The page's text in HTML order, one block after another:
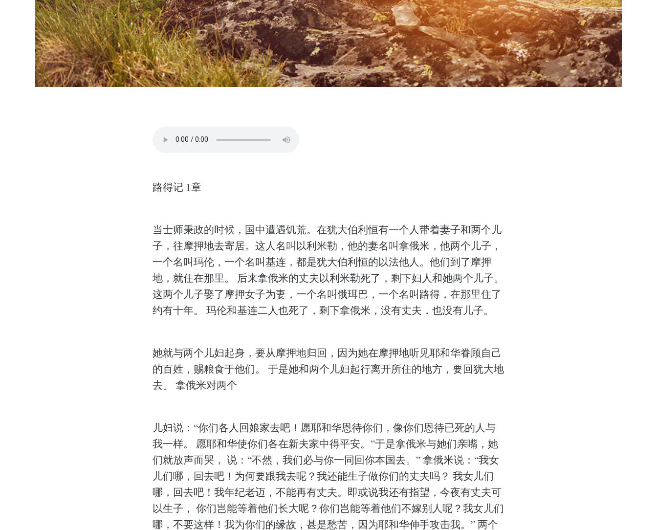
路得记 1章
当士师秉政的时候，国中遭遇饥荒。在犹大伯利恒有一个人带着妻子和两个儿
子，往摩押地去寄居。这人名叫以利米勒，他的妻名叫拿俄米，他两个儿子，
一个名叫玛伦，一个名叫基连，都是犹大伯利恒的以法他人。他们到了摩押
地，就住在那里。 后来拿俄米的丈夫以利米勒死了，剩下妇人和她两个儿子。
这两个儿子娶了摩押女子为妻，一个名叫俄珥巴，一个名叫路得，在那里住了
约有十年。 玛伦和基连二人也死了，剩下拿俄米，没有丈夫，也没有儿子。
她就与两个儿妇起身，要从摩押地归回，因为她在摩押地听见耶和华眷顾自己
的百姓，赐粮食于他们。 于是她和两个儿妇起行离开所住的地方，要回犹大地
去。 拿俄米对两个
儿妇说：“你们各人回娘家去吧！愿耶和华恩待你们，像你们恩待已死的人与
我一样。 愿耶和华使你们各在新夫家中得平安。”于是拿俄米与她们亲嘴，她
们就放声而哭， 说：“不然，我们必与你一同回你本国去。” 拿俄米说：“我女
儿们哪，回去吧！为何要跟我去呢？我还能生子做你们的丈夫吗？ 我女儿们
哪，回去吧！我年纪老迈，不能再有丈夫。即或说我还有指望，今夜有丈夫可
以生子， 你们岂能等着他们长大呢？你们岂能等着他们不嫁别人呢？我女儿们
哪，不要这样！我为你们的缘故，甚是愁苦，因为耶和华伸手攻击我。” 两个